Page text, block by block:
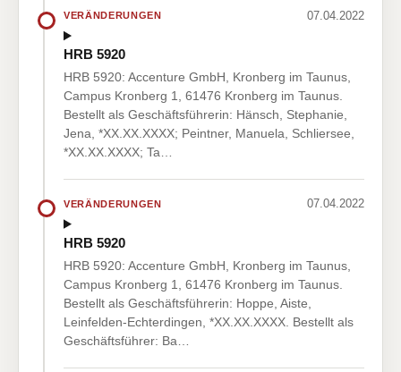
VERÄNDERUNGEN 07.04.2022
HRB 5920
HRB 5920: Accenture GmbH, Kronberg im Taunus,
Campus Kronberg 1, 61476 Kronberg im Taunus.
Bestellt als Geschäftsführerin: Hänsch, Stephanie,
Jena, *XX.XX.XXXX; Peintner, Manuela, Schliersee,
*XX.XX.XXXX; Ta…
VERÄNDERUNGEN 07.04.2022
HRB 5920
HRB 5920: Accenture GmbH, Kronberg im Taunus,
Campus Kronberg 1, 61476 Kronberg im Taunus.
Bestellt als Geschäftsführerin: Hoppe, Aiste,
Leinfelden-Echterdingen, *XX.XX.XXXX. Bestellt als
Geschäftsführer: Ba…